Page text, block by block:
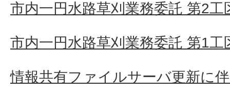
市内一円水路草刈業務委託 第2工
市内一円水路草刈業務委託 第1工
情報共有ファイルサーバ更新に